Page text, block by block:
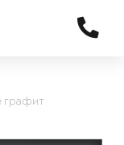
графит